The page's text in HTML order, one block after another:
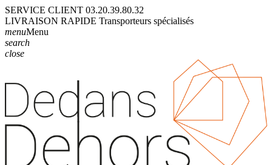
SERVICE CLIENT 03.20.39.80.32
LIVRAISON RAPIDE Transporteurs spécialisés
menuMenu
search
close